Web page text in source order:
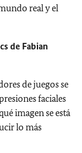
real y el
de Fabian
de juegos se
faciales
imagen se está
lo más